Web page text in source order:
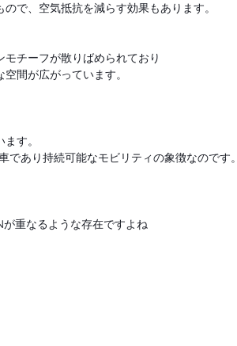
で、空気抵抗を減らす効果もあります。
チーフが散りばめられており
間が広がっています。
す。
あり持続可能なモビリティの象徴なのです。
重なるような存在ですよね